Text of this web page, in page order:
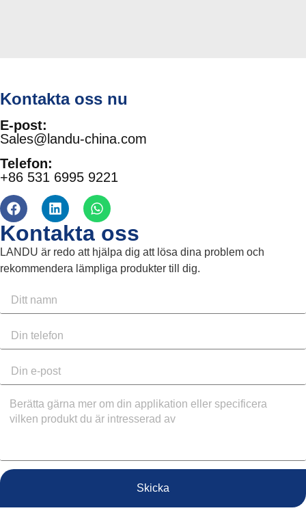
Kontakta oss nu
E-post:
Sales@landu-china.com
Telefon:
+86 531 6995 9221
Kontakta oss
LANDU är redo att hjälpa dig att lösa dina problem och
rekommendera lämpliga produkter till dig.
Skicka